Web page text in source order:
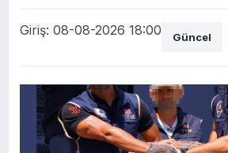
Giriş: 08-08-2026 18:00 Güncel